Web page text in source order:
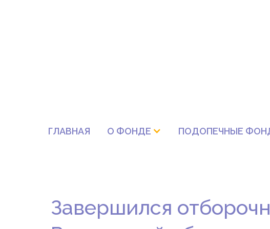
ГЛАВНАЯ О ФОНДЕ ПОДОПЕЧНЫЕ
Завершился